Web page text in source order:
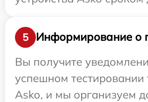
5
Информирование о
Вы получите
успешном тестировании
Asko, и мы организуем